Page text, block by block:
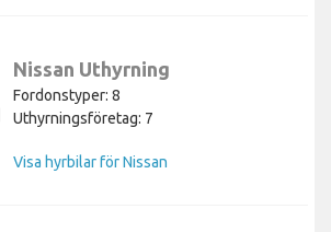
Nissan Uthyrning
Fordonstyper: 8
Uthyrningsföretag: 7
Visa hyrbilar för Nissan